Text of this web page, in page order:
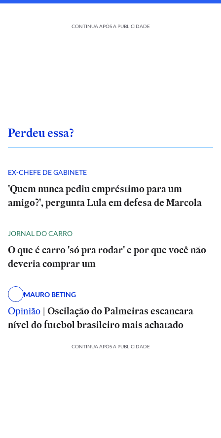
CONTINUA APÓS A PUBLICIDADE
Perdeu essa?
EX-CHEFE DE GABINETE
'Quem nunca pediu empréstimo para um
amigo?', pergunta Lula em defesa de Marcola
JORNAL DO CARRO
O que é carro 'só pra rodar' e por que você não
deveria comprar um
MAURO BETING
Opinião | Oscilação do Palmeiras escancara
nível do futebol brasileiro mais achatado
CONTINUA APÓS A PUBLICIDADE